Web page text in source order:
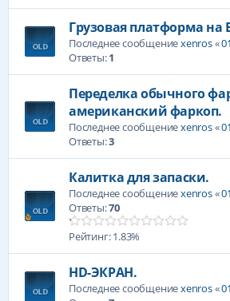
Грузовая платформа на
Последнее сообщениеxenros«
Ответы:1
Переделка обычного
американский фаркоп.
Последнее сообщениеxenros«
Ответы:3
Калитка для запаски.
Последнее сообщениеxenros«
Ответы:70
Рейтинг: 1.83%
HD-ЭКРАН.
Последнее сообщениеxenros«